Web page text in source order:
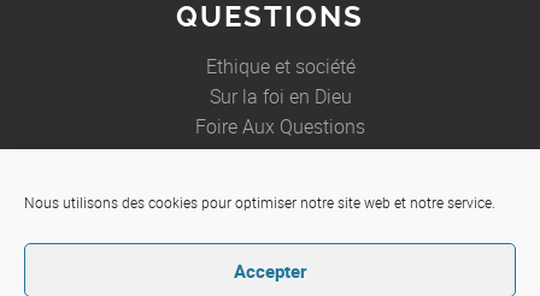
Nous utilisons des cookies pour optimiser notre site web et notre service.
Accepter
QUESTIONS
Ethique et société
Sur la foi en Dieu
Foire Aux Questions
JE SOUHAITE
Etre aidé